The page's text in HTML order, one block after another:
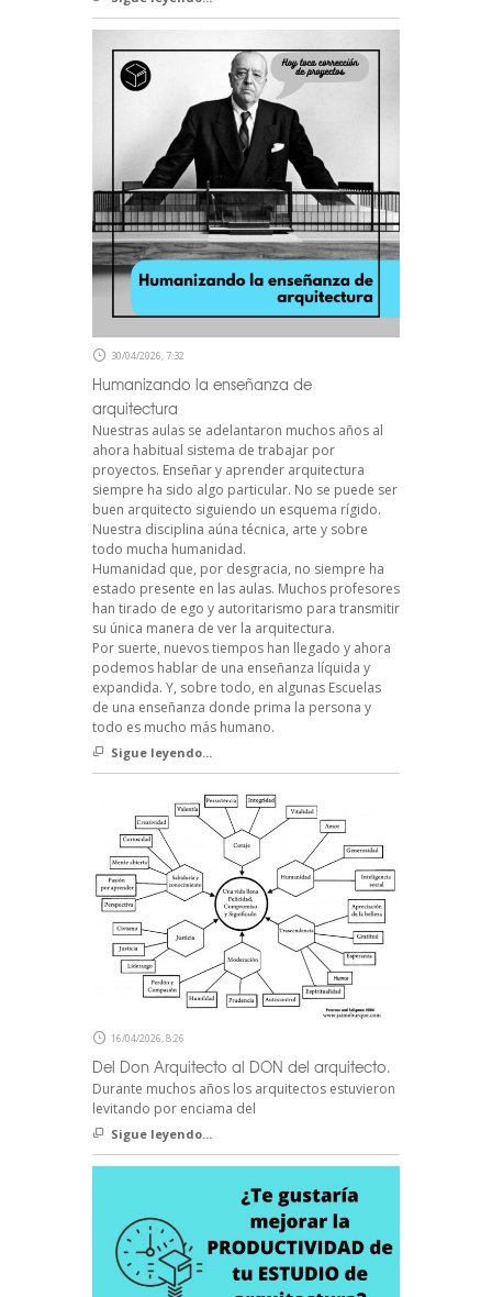
30/04/2026, 7:32
Humanizando la enseñanza de
arquitectura
Nuestras aulas se adelantaron muchos años al
ahora habitual sistema de trabajar por
proyectos. Enseñar y aprender arquitectura
siempre ha sido algo particular. No se puede ser
buen arquitecto siguiendo un esquema rígido.
Nuestra disciplina aúna técnica, arte y sobre
todo mucha humanidad.
Humanidad que, por desgracia, no siempre ha
estado presente en las aulas. Muchos profesores
han tirado de ego y autoritarismo para transmitir
su única manera de ver la arquitectura.
Por suerte, nuevos tiempos han llegado y ahora
podemos hablar de una enseñanza líquida y
expandida. Y, sobre todo, en algunas Escuelas
de una enseñanza donde prima la persona y
todo es mucho más humano.
Sigue leyendo...
16/04/2026, 8:26
Del Don Arquitecto al DON del arquitecto.
Durante muchos años los arquitectos estuvieron
levitando por enciama del
Sigue leyendo...